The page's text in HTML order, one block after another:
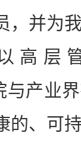
，并为
高层
产业
的、可